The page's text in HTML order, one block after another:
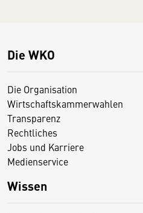
Die WKO
Die Organisation
Wirtschaftskammerwahlen
Transparenz
Rechtliches
Jobs und Karriere
Medienservice
Wissen